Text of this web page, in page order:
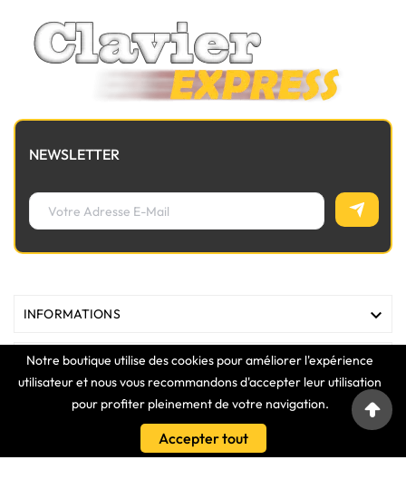
Notre boutique utilise des cookies pour améliorer l'expérience
utilisateur et nous vous recommandons d'accepter leur utilisation
pour profiter pleinement de votre navigation.
Accepter tout
NEWSLETTER
INFORMATIONS 
MAGASIN 

VOTRE COMPTE 